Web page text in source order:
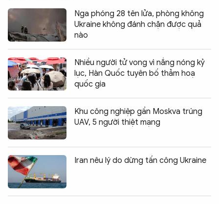
Nga phóng 28 tên lửa, phòng không
Ukraine không đánh chặn được quả
nào
Nhiều người tử vong vì nắng nóng kỷ
lục, Hàn Quốc tuyên bố thảm hoạ
quốc gia
Khu công nghiệp gần Moskva trúng
UAV, 5 người thiệt mạng
Iran nêu lý do dừng tấn công Ukraine